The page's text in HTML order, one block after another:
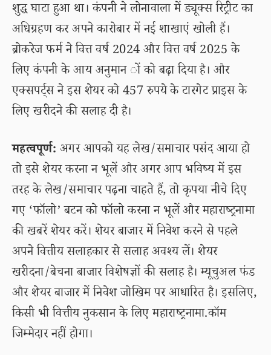
शुद्ध घाटा हुआ था। कंपनी ने लोनावाला में ड्यूक्स रिट्रीट का
अधिग्रहण कर अपने कारोबार में नई शाखाएं खोली हैं।
ब्रोकरेज फर्म ने वित्त वर्ष 2024 और वित्त वर्ष 2025 के
लिए कंपनी के आय अनुमान ों को बढ़ा दिया है। और
एक्सपर्ट्स ने इस शेयर को 457 रुपये के टारगेट प्राइस के
लिए खरीदने की सलाह दी है।
महत्वपूर्ण: अगर आपको यह लेख/समाचार पसंद आया हो
तो इसे शेयर करना न भूलें और अगर आप भविष्य में इस
तरह के लेख/समाचार पढ़ना चाहते हैं, तो कृपया नीचे दिए
गए ‘फॉलो’ बटन को फॉलो करना न भूलें और महाराष्ट्रनामा
की खबरें शेयर करें। शेयर बाजार में निवेश करने से पहले
अपने वित्तीय सलाहकार से सलाह अवश्य लें। शेयर
खरीदना/बेचना बाजार विशेषज्ञों की सलाह है। म्यूचुअल फंड
और शेयर बाजार में निवेश जोखिम पर आधारित है। इसलिए,
किसी भी वित्तीय नुकसान के लिए महाराष्ट्रनामा.कॉम
जिम्मेदार नहीं होगा।